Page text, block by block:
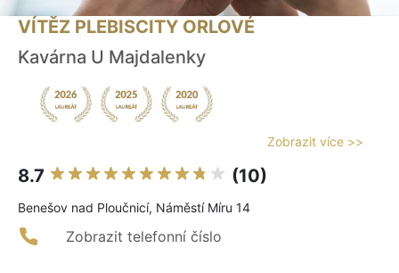
VÍTĚZ PLEBISCITY ORLOVÉ
Kavárna U Majdalenky
Zobrazit více >>
8.7 (10)
Benešov nad Ploučnicí, Náměstí Míru 14
Zobrazit telefonní číslo